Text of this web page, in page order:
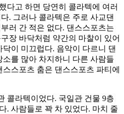
다고 하면 당연히 콜라텍에 여러
. 그러나 콜라텍은 주로 사교댄
러 간 적은 없다. 댄스스포츠는
장 바닥처럼 약간의 마찰이 있어
이 미끄럽다. 음악이 다르니 댄
를 많아 차지하니 다른 사람들
스포츠 춤은 댄스스포츠 파티에
콜라텍이었다. 국일관 건물 9층
. 사람들로 꽉 차 있었다. 마치 줄